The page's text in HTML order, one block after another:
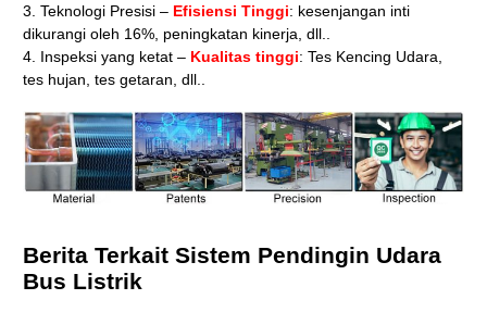
3. Teknologi Presisi – Efisiensi Tinggi: kesenjangan inti
dikurangi oleh 16%, peningkatan kinerja, dll..
4. Inspeksi yang ketat – Kualitas tinggi: Tes Kencing Udara,
tes hujan, tes getaran, dll..
Berita Terkait Sistem Pendingin Udara
Bus Listrik